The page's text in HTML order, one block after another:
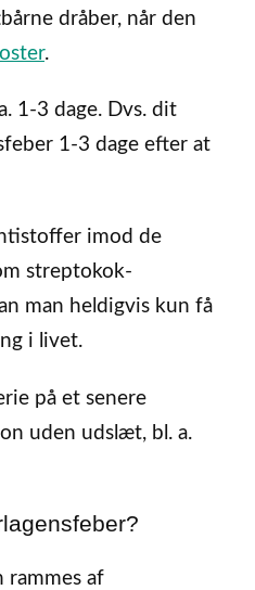
dråber, når den
.
1-3 dage. Dvs. dit
1-3 dage efter at
imod de
streptokok-
man heldigvis kun få
i livet.
på et senere
uden udslæt, bl. a.
rammes af